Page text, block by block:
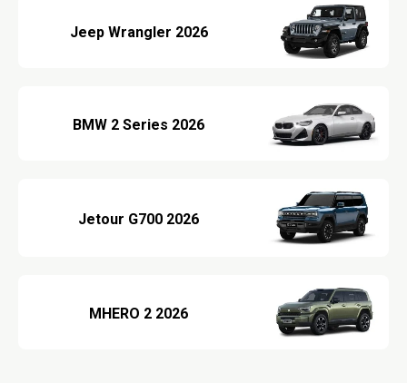
Jeep Wrangler 2026
BMW 2 Series 2026
Jetour G700 2026
MHERO 2 2026